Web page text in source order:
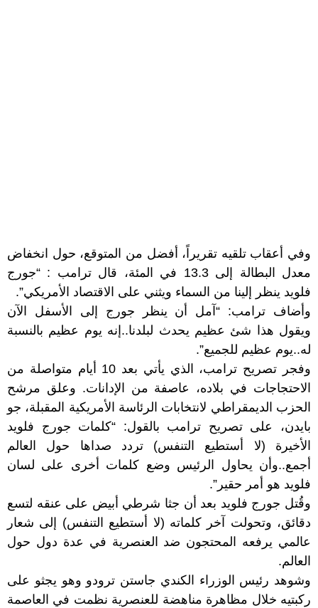
وفي أعقاب تلقيه تقريراً، أفضل من المتوقع، حول انخفاض
معدل البطالة إلى 13.3 في المئة، قال ترامب : “جورج
فلويد ينظر إلينا من السماء ويثني على الاقتصاد الأمريكي”.
وأضاف ترامب: “آمل أن ينظر جورج إلى الأسفل الآن
ويقول هذا شئ عظيم يحدث لبلدنا..إنه يوم عظيم بالنسبة
له..يوم عظيم للجميع”.
وفجر تصريح ترامب، الذي يأتي بعد 10 أيام متواصلة من
الاحتجاجات في بلاده، عاصفة من الإدانات. وعلق مرشح
الحزب الديمقراطي لانتخابات الرئاسة الأمريكية المقبلة، جو
بايدن، على تصريح ترامب بالقول: “كلمات جورج فلويد
الأخيرة (لا أستطيع التنفس) تردد صداها حول العالم
أجمع..وأن يحاول الرئيس وضع كلمات أخرى على لسان
فلويد هو أمر حقير”.
وقُتل جورج فلويد بعد أن جثا شرطي أبيض على عنقه لتسع
دقائق، وتحولت آخر كلماته (لا أستطيع التنفس) إلى شعار
عالمي يرفعه المحتجون ضد العنصرية في عدة دول حول
العالم.
وشوهد رئيس الوزراء الكندي جاستن ترودو وهو يجثو على
ركبتيه خلال مظاهرة مناهضة للعنصرية نظمت في العاصمة